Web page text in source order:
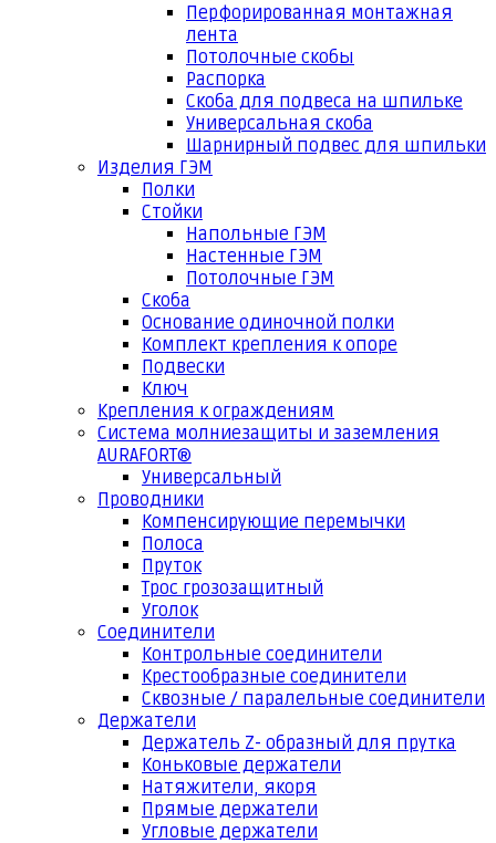
Перфорированная монтажная
лента
Потолочные скобы
Распорка
Скоба для подвеса на шпильке
Универсальная скоба
Шарнирный подвес для шпильки
Изделия ГЭМ
Полки
Стойки
Напольные ГЭМ
Настенные ГЭМ
Потолочные ГЭМ
Скоба
Основание одиночной полки
Комплект крепления к опоре
Подвески
Ключ
Крепления к ограждениям
Система молниезащиты и заземления
AURAFORT®
Универсальный
Проводники
Компенсирующие перемычки
Полоса
Пруток
Трос грозозащитный
Уголок
Соединители
Контрольные соединители
Крестообразные соединители
Сквозные / паралельные соединители
Держатели
Держатель Z- образный для прутка
Коньковые держатели
Натяжители, якоря
Прямые держатели
Угловые держатели